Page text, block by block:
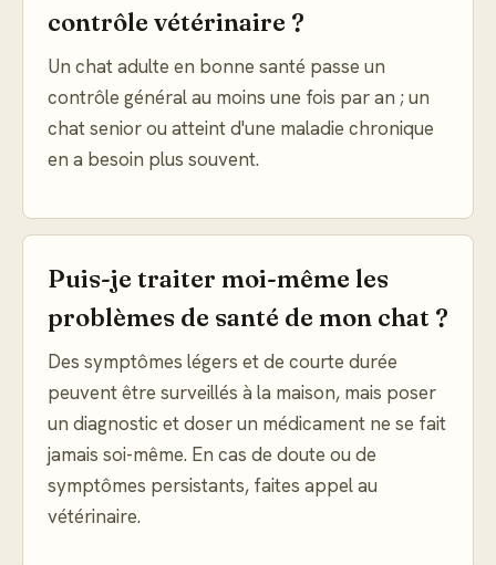
contrôle vétérinaire ?
Un chat adulte en bonne santé passe un
contrôle général au moins une fois par an ; un
chat senior ou atteint d'une maladie chronique
en a besoin plus souvent.
Puis-je traiter moi-même les
problèmes de santé de mon chat ?
Des symptômes légers et de courte durée
peuvent être surveillés à la maison, mais poser
un diagnostic et doser un médicament ne se fait
jamais soi-même. En cas de doute ou de
symptômes persistants, faites appel au
vétérinaire.